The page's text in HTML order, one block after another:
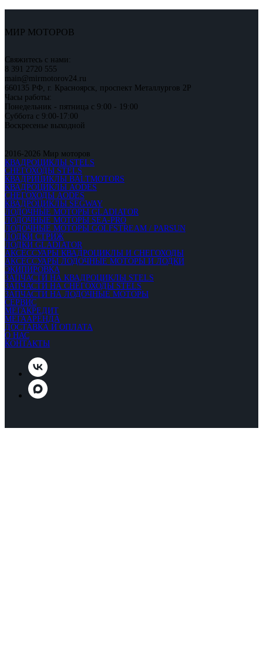
МИР МОТОРОВ
Свяжитесь с нами:
8 391 2720 555
main@mirmotorov24.ru
660135 РФ, г. Красноярск, проспект Металлургов 2Р
Часы работы:
Понедельник - пятница с 9:00 - 19:00
Суббота с 9:00-17:00
Воскресенье выходной
2016-2026 Мир моторов
КВАДРОЦИКЛЫ STELS
СНЕГОХОДЫ STELS
КВАДРИЦИКЛЫ BALTMOTORS
КВАДРОЦИКЛЫ AODES
СНЕГОХОДЫ AODES
КВАДРОЦИКЛЫ SEGWAY
ЛОДОЧНЫЕ МОТОРЫ GLADIATOR
ЛОДОЧНЫЕ МОТОРЫ SEA-PRO
ЛОДОЧНЫЕ МОТОРЫ GOLFSTREAM / PARSUN
ЛОДКИ СТРИЖ
ЛОДКИ GLADIATOR
АКСЕССУАРЫ КВАДРОЦИКЛЫ И СНЕГОХОДЫ
АКСЕССУАРЫ ЛОДОЧНЫЕ МОТОРЫ И ЛОДКИ
ЭКИПИРОВКА
ЗАПЧАСТИ НА КВАДРОЦИКЛЫ STELS
ЗАПЧАСТИ НА СНЕГОХОДЫ STELS
ЗАПЧАСТИ НА ЛОДОЧНЫЕ МОТОРЫ
СЕРВИС
МЕГАКРЕДИТ
МЕГААРЕНДА
ДОСТАВКА И ОПЛАТА
О НАС
КОНТАКТЫ